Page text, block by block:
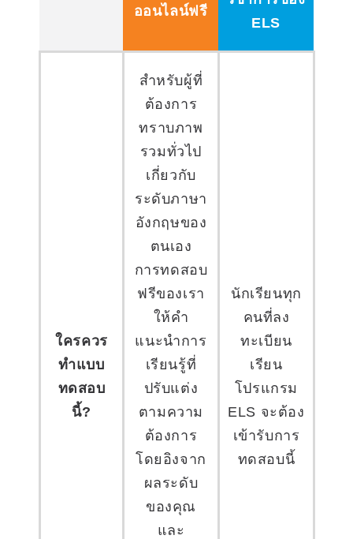
ออนไลน์ฟรี
ELS
ใครควร
ทำแบบ
ทดสอบ
นี้?
สำหรับผู้ที่
ต้องการ
ทราบภาพ
รวมทั่วไป
เกี่ยวกับ
ระดับภาษา
อังกฤษของ
ตนเอง
การทดสอบ
ฟรีของเรา
ให้คำ
แนะนำการ
เรียนรู้ที่
ปรับแต่ง
ตามความ
ต้องการ
โดยอิงจาก
ผลระดับ
ของคุณ
และ
นักเรียนทุก
คนที่ลง
ทะเบียน
เรียน
โปรแกรม
ELS จะต้อง
เข้ารับการ
ทดสอบนี้